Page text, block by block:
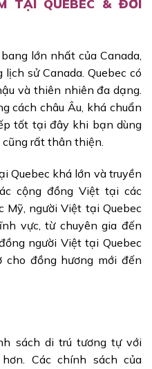
TẠI QUEBEC & ĐỜI
lớn nhất của Canada,
sử Canada. Quebec có
và thiên nhiên đa dạng.
cách châu Âu, khá chuẩn
tốt tại đây khi bạn dùng
rất thân thiện.
Quebec khá lớn và truyền
cộng đồng Việt tại các
người Việt tại Quebec
vực, từ chuyên gia đến
người Việt tại Quebec
đồng hương mới đến
sách di trú tương tự với
Các chính sách của